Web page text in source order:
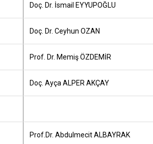
Doç. Dr. İsmail EYYUPOĞLU
Doç. Dr. Ceyhun OZAN
Prof. Dr. Memiş ÖZDEMİR
Doç. Ayça ALPER AKÇAY
Prof.Dr. Abdulmecit ALBAYRAK